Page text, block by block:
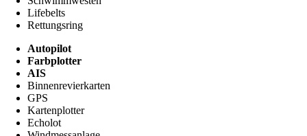
Lifebelts
Rettungsring
Autopilot
Farbplotter
AIS
Binnenrevierkarten
GPS
Kartenplotter
Echolot